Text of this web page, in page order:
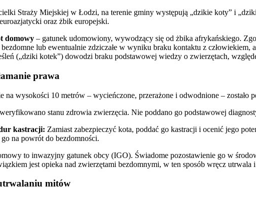
Straży Miejskiej w Łodzi, na terenie gminy występują „dzikie koty” i
oraz żbik europejski.
domowy – gatunek udomowiony, wywodzący się od żbika afrykańskiego.
bezdomne lub ewentualnie zdziczałe w wyniku braku kontaktu z
(„dziki kotek”) dowodzi braku podstawowej wiedzy o zwierzętach,
prawa
na wysokości 10 metrów – wycieńczone, przerażone i odwodnione – zostało
stanu zdrowia zwierzęcia. Nie poddano go podstawowej
kastracji: Zamiast zabezpieczyć kota, poddać go kastracji i ocenić jego
na powrót do bezdomności.
to inwazyjny gatunek obcy (IGO). Świadome pozostawienie go w
jest opieka nad zwierzętami bezdomnymi, w ten sposób wręcz utrwala
mitów